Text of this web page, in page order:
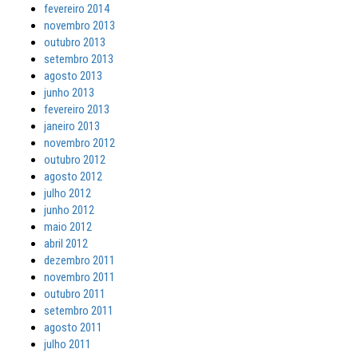
fevereiro 2014
novembro 2013
outubro 2013
setembro 2013
agosto 2013
junho 2013
fevereiro 2013
janeiro 2013
novembro 2012
outubro 2012
agosto 2012
julho 2012
junho 2012
maio 2012
abril 2012
dezembro 2011
novembro 2011
outubro 2011
setembro 2011
agosto 2011
julho 2011